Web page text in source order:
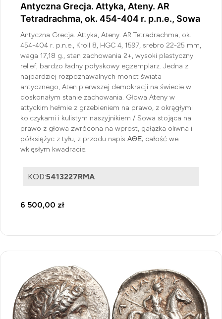
Antyczna Grecja. Attyka, Ateny. AR
Tetradrachma, ok. 454-404 r. p.n.e., Sowa
Antyczna Grecja. Attyka, Ateny. AR Tetradrachma, ok.
454-404 r. p.n.e., Kroll 8, HGC 4, 1597, srebro 22-25 mm,
waga 17,18 g., stan zachowania 2+, wysoki plastyczny
relief, bardzo ładny połyskowy egzemplarz. Jedna z
najbardziej rozpoznawalnych monet świata
antycznego, Aten pierwszej demokracji na świecie w
doskonałym stanie zachowania. Głowa Ateny w
attyckim hełmie z grzebieniem na prawo, z okrągłymi
kolczykami i kulistym naszyjnikiem / Sowa stojąca na
prawo z głowa zwrócona na wprost, gałązka oliwna i
półksiężyc z tyłu, z przodu napis ΑΘΕ; całość we
wklęsłym kwadracie.
KOD:5413227RMA
6 500,00 zł